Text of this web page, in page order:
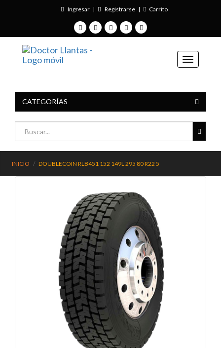
Ingresar | Registrarse | Carrito
CATEGORÍAS
INICIO DOUBLECOIN RLB451 152 149L 295 80 R22 5